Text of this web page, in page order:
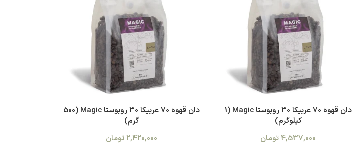
دان قهوه ۷۰ عربیکا ۳۰ روبوستا Magic (1
کیلوگرم)
4,537,000 تومان
دان قهوه ۷۰ عربیکا ۳۰ روبوستا Magic (500
گرم)
2,420,000 تومان